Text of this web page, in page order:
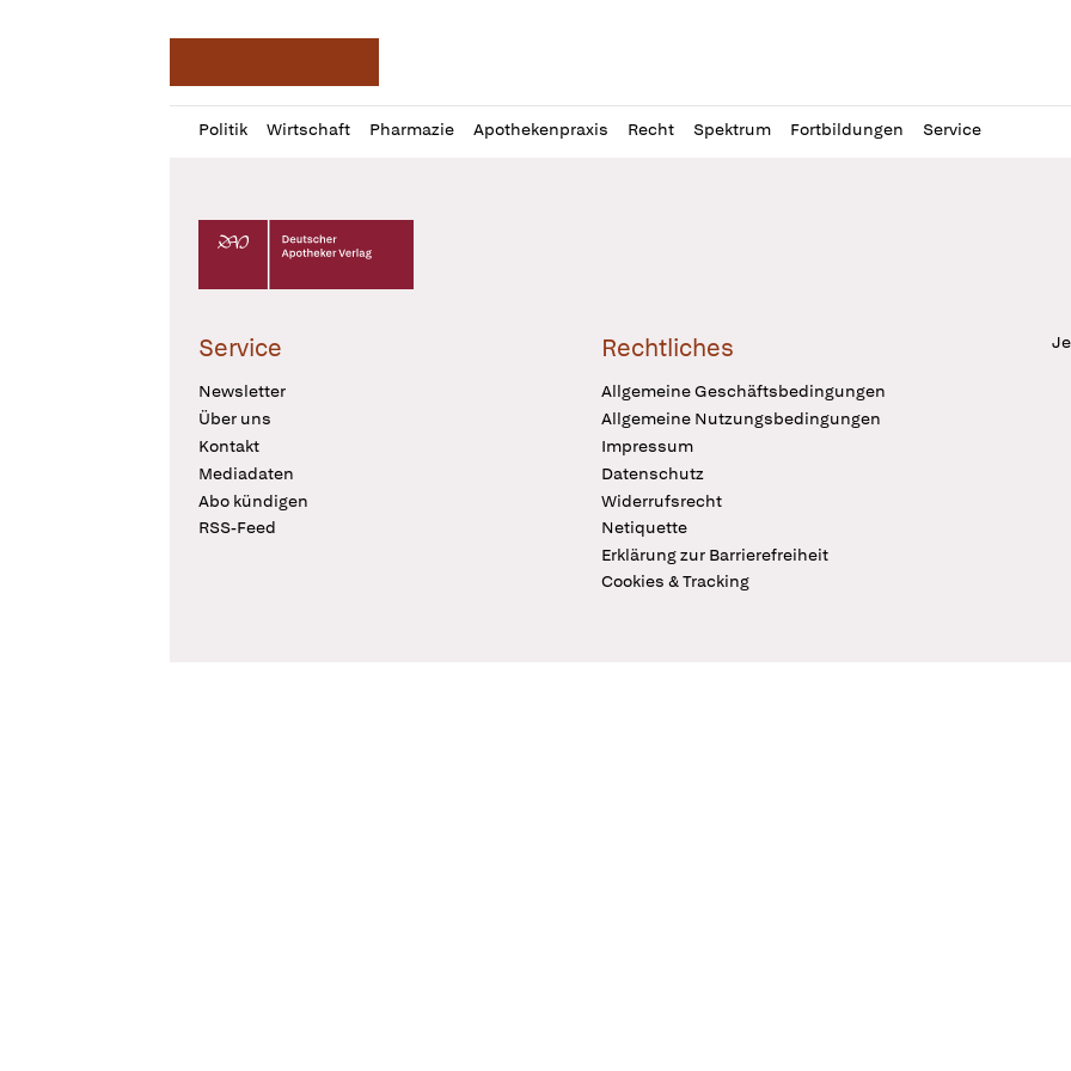
Politik Wirtschaft Pharmazie Apothekenpraxis Recht Spektrum Fortbildungen Service
Profil
öffnen
Daz
Pur
Deutscher Apotheker Verlag Logo
Service
Newsletter
Über uns
Kontakt
Mediadaten
Abo kündigen
RSS-Feed
Rechtliches
Allgemeine Geschäftsbedingungen
Allgemeine Nutzungsbedingungen
Impressum
Datenschutz
Widerrufsrecht
Netiquette
Erklärung zur Barrierefreiheit
Cookies & Tracking